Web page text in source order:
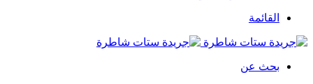
القائمة
بحث عن